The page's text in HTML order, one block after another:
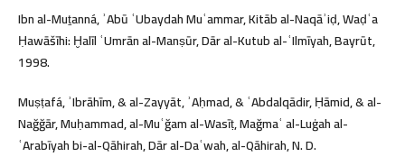
Ibn al-Muṯanná, ʾAbū ʿUbaydah Muʿammar, Kitāb al-Naqāʾiḍ, Waḍʿa
Ḥawāšīhi: Ḫalīl ʿUmrān al-Manṣūr, Dār al-Kutub al-ʿIlmīyah, Bayrūt,
1998.
Muṣṭafá, ʾIbrāhīm, & al-Zayyāt, ʾAḥmad, & ʿAbdalqādir, Ḥāmid, & al-
Nağğār, Muḥammad, al-Muʿğam al-Wasīṭ, Mağmaʿ al-Luġah al-
ʿArabīyah bi-al-Qāhirah, Dār al-Daʿwah, al-Qāhirah, N. D.